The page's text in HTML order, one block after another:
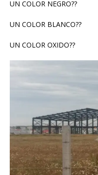
UN COLOR NEGRO??
UN COLOR BLANCO??
UN COLOR OXIDO??